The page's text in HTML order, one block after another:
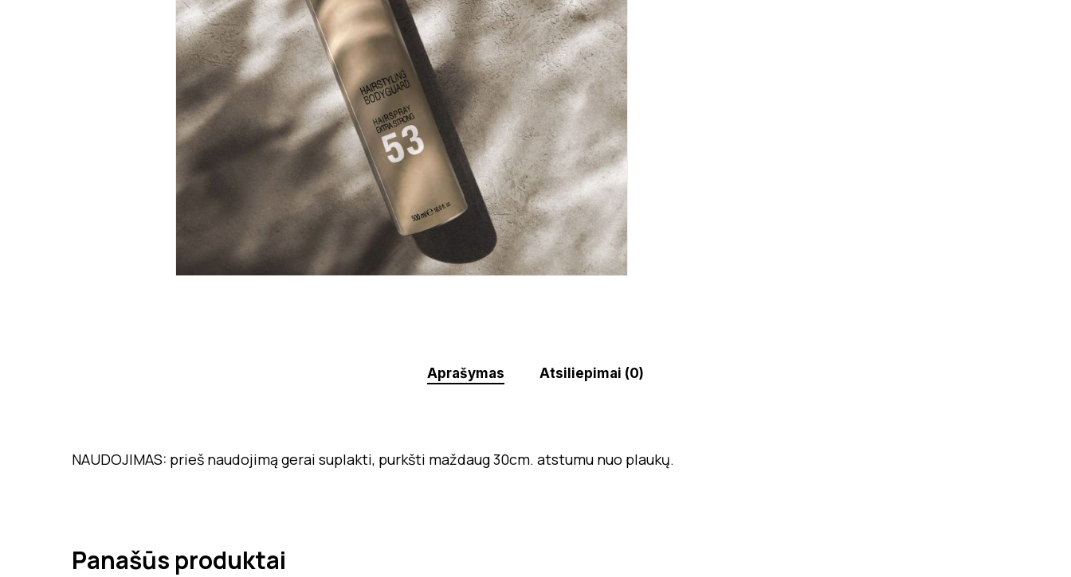
Aprašymas Atsiliepimai (0)
NAUDOJIMAS: prieš naudojimą gerai suplakti, purkšti maždaug 30cm. atstumu nuo plaukų.
Panašūs produktai